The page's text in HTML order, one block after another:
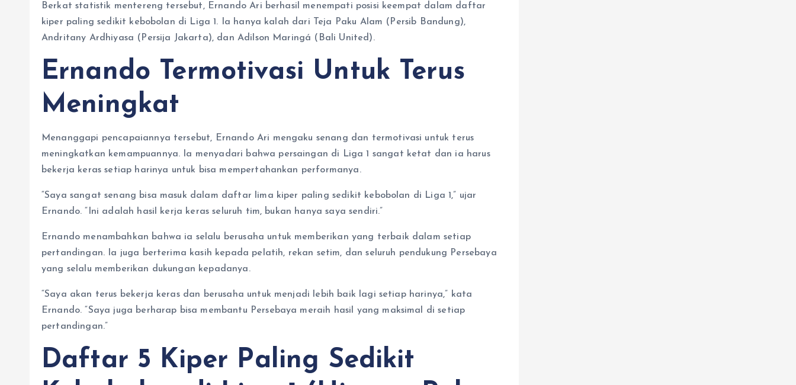
Berkat statistik mentereng tersebut, Ernando Ari berhasil menempati posisi keempat dalam daftar
kiper paling sedikit kebobolan di Liga 1. Ia hanya kalah dari Teja Paku Alam (Persib Bandung),
Andritany Ardhiyasa (Persija Jakarta), dan Adilson Maringá (Bali United).
Ernando Termotivasi Untuk Terus
Meningkat
Menanggapi pencapaiannya tersebut, Ernando Ari mengaku senang dan termotivasi untuk terus
meningkatkan kemampuannya. Ia menyadari bahwa persaingan di Liga 1 sangat ketat dan ia harus
bekerja keras setiap harinya untuk bisa mempertahankan performanya.
“Saya sangat senang bisa masuk dalam daftar lima kiper paling sedikit kebobolan di Liga 1,” ujar
Ernando. “Ini adalah hasil kerja keras seluruh tim, bukan hanya saya sendiri.”
Ernando menambahkan bahwa ia selalu berusaha untuk memberikan yang terbaik dalam setiap
pertandingan. Ia juga berterima kasih kepada pelatih, rekan setim, dan seluruh pendukung Persebaya
yang selalu memberikan dukungan kepadanya.
“Saya akan terus bekerja keras dan berusaha untuk menjadi lebih baik lagi setiap harinya,” kata
Ernando. “Saya juga berharap bisa membantu Persebaya meraih hasil yang maksimal di setiap
pertandingan.”
Daftar 5 Kiper Paling Sedikit